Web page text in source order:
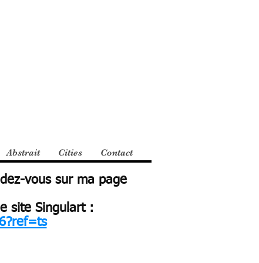
Abstrait Cities Contact
vous sur ma page
site Singulart :